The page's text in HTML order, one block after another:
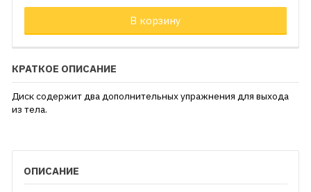
В корзину
КРАТКОЕ ОПИСАНИЕ
​Диск содержит два дополнительных упражнения для выхода
из тела.
ОПИСАНИЕ